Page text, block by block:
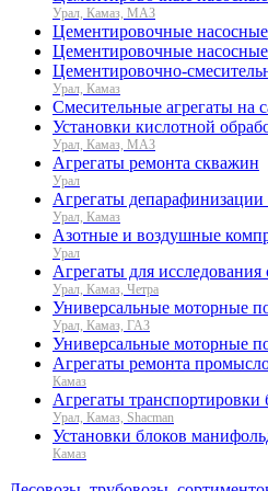
Урал, Камаз, МАЗ
Цементировочные
Цементировочные насосные
Цементировочно-
Урал, Камаз
Смесительные агрегаты на
Установки кислотной
Урал, Камаз, МАЗ
Агрегаты ремонта скважин
Урал
Агрегаты
Урал, Камаз
Азотные и воздушные
Урал
Агрегаты для
Урал, Камаз, Четра
Универсальные моторные
Урал, Камаз, ГАЗ
Универсальные моторные
Агрегаты ремонта
Камаз
Агрегаты транспортировки
Урал, Камаз, Shacman
Установки блоков
Камаз